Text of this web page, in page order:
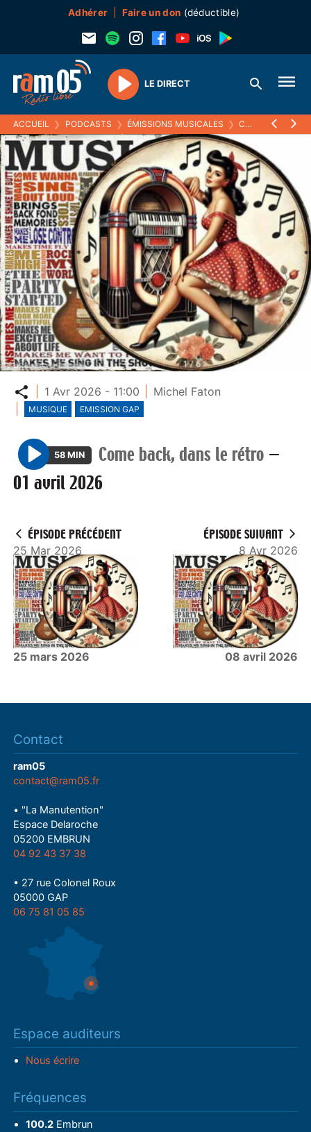
Adhérer Faire un don (déductible)
Play
LE DIRECT
ACCUEIL ❯ PODCASTS ❯ ÉMISSIONS MUSICALES ❯ COME BACK, DANS LE RÉTRO
Partager
1 Avr 2026 - 11:00 Michel Faton
MUSIQUE EMISSION GAP
P
l
58 MIN Come back, dans le rétro —
01 avril 2026
ÉPISODE PRÉCÉDENT
25 Mar 2026
25 mars 2026
ÉPISODE SUIVANT
8 Avr 2026
08 avril 2026
Contact
ram05
contact@ram05.fr
• "La Manutention"
Espace Delaroche
05200 EMBRUN
04 92 43 37 38
• 27 rue Colonel Roux
05000 GAP
06 75 81 05 85
Espace auditeurs
Nous écrire
Fréquences
100.2Embrun